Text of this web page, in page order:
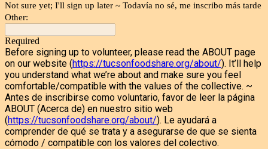
Not sure yet; I'll sign up later ~ Todavía no sé, me inscribo más tarde
Other:
Required
Before signing up to volunteer, please read the ABOUT page
on our website (https://tucsonfoodshare.org/about/). It’ll help
you understand what we’re about and make sure you feel
comfortable/compatible with the values of the collective. ~
Antes de inscribirse como voluntario, favor de leer la página
ABOUT (Acerca de) en nuestro sitio web
(https://tucsonfoodshare.org/about/). Le ayudará a
comprender de qué se trata y a asegurarse de que se sienta
cómodo / compatible con los valores del colectivo.